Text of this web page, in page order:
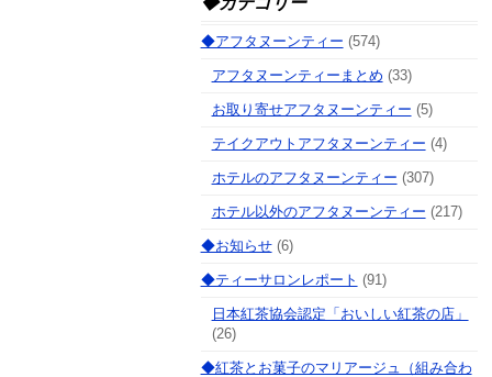
◆アフタヌーンティー (574)
アフタヌーンティーまとめ (33)
お取り寄せアフタヌーンティー (5)
テイクアウトアフタヌーンティー (4)
ホテルのアフタヌーンティー (307)
ホテル以外のアフタヌーンティー (217)
◆お知らせ(6)
◆ティーサロンレポート (91)
日本紅茶協会認定「おいしい紅茶の店」
(26)
◆紅茶とお菓子のマリアージュ（組み合わ